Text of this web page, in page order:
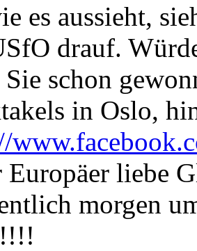
es aussieht,
drauf.
schon
in Oslo,
Europäer liebe
morgen